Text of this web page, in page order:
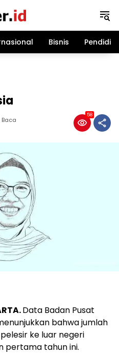
Bisnis
Baca
58
Data Badan Pusat
bahwa jumlah
ke luar negeri
pertama tahun ini.